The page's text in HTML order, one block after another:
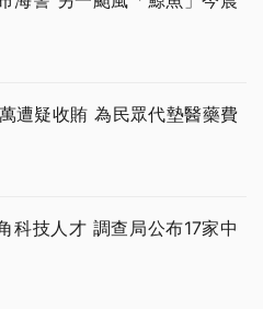
遭疑收賄 為民眾代墊醫藥費
科技人才 調查局公布17家中